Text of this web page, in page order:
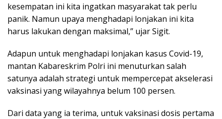
kesempatan ini kita ingatkan masyarakat tak perlu
panik. Namun upaya menghadapi lonjakan ini kita
harus lakukan dengan maksimal,” ujar Sigit.
Adapun untuk menghadapi lonjakan kasus Covid-19,
mantan Kabareskrim Polri ini menuturkan salah
satunya adalah strategi untuk mempercepat akselerasi
vaksinasi yang wilayahnya belum 100 persen.
Dari data yang ia terima, untuk vaksinasi dosis pertama